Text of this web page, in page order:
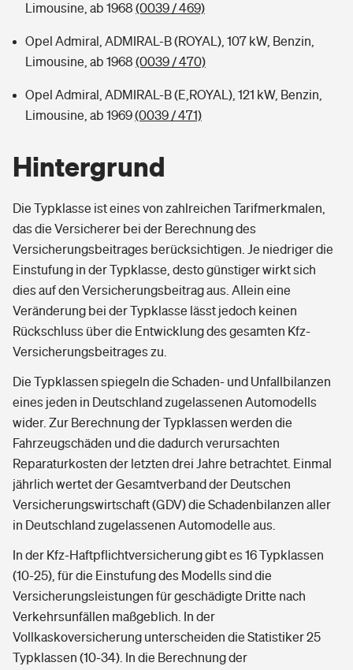
Limousine, ab 1968 (0039 / 469)
Opel Admiral, ADMIRAL-B (ROYAL), 107 kW, Benzin,
Limousine, ab 1968 (0039 / 470)
Opel Admiral, ADMIRAL-B (E,ROYAL), 121 kW, Benzin,
Limousine, ab 1969(0039 / 471)
Hintergrund
Die Typklasse ist eines von zahlreichen Tarifmerkmalen,
das die Versicherer bei der Berechnung des
Versicherungsbeitrages berücksichtigen. Je niedriger die
Einstufung in der Typklasse, desto günstiger wirkt sich
dies auf den Versicherungsbeitrag aus. Allein eine
Veränderung bei der Typklasse lässt jedoch keinen
Rückschluss über die Entwicklung des gesamten Kfz-
Versicherungsbeitrages zu.
Die Typklassen spiegeln die Schaden- und Unfallbilanzen
eines jeden in Deutschland zugelassenen Automodells
wider. Zur Berechnung der Typklassen werden die
Fahrzeugschäden und die dadurch verursachten
Reparaturkosten der letzten drei Jahre betrachtet. Einmal
jährlich wertet der Gesamtverband der Deutschen
Versicherungswirtschaft (GDV) die Schadenbilanzen aller
in Deutschland zugelassenen Automodelle aus.
In der Kfz-Haftpflichtversicherung gibt es 16 Typklassen
(10-25), für die Einstufung des Modells sind die
Versicherungsleistungen für geschädigte Dritte nach
Verkehrsunfällen maßgeblich. In der
Vollkaskoversicherung unterscheiden die Statistiker 25
Typklassen (10-34). In die Berechnung der